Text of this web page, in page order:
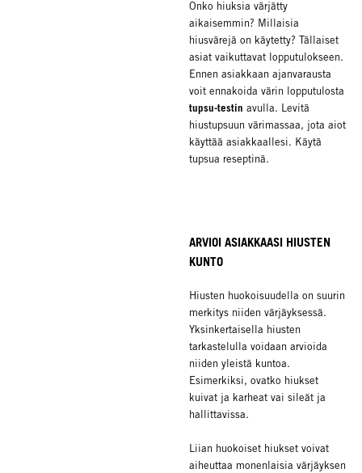
Onko hiuksia värjätty
aikaisemmin? Millaisia
hiusvärejä on käytetty? Tällaiset
asiat vaikuttavat lopputulokseen.
Ennen asiakkaan ajanvarausta
voit ennakoida värin lopputulosta
tupsu-testin avulla. Levitä
hiustupsuun värimassaa, jota aiot
käyttää asiakkaallesi. Käytä
tupsua reseptinä.
ARVIOI ASIAKKAASI HIUSTEN
KUNTO
Hiusten huokoisuudella on suurin
merkitys niiden värjäyksessä.
Yksinkertaisella hiusten
tarkastelulla voidaan arvioida
niiden yleistä kuntoa.
Esimerkiksi, ovatko hiukset
kuivat ja karheat vai sileät ja
hallittavissa.
Liian huokoiset hiukset voivat
aiheuttaa monenlaisia värjäyksen